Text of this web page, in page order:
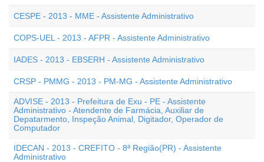
CESPE - 2013 - MME - Assistente Administrativo
COPS-UEL - 2013 - AFPR - Assistente Administrativo
IADES - 2013 - EBSERH - Assistente Administrativo
CRSP - PMMG - 2013 - PM-MG - Assistente Administrativo
ADVISE - 2013 - Prefeitura de Exu - PE - Assistente
Administrativo - Atendente de Farmácia, Auxiliar de
Depatarmento, Inspeção Animal, Digitador, Operador de
Computador
IDECAN - 2013 - CREFITO - 8ª Região(PR) - Assistente
Administrativo